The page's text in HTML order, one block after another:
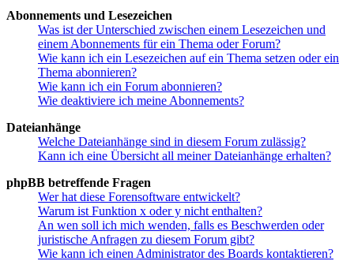
Abonnements und Lesezeichen
Was ist der Unterschied zwischen einem Lesezeichen und
einem Abonnements für ein Thema oder Forum?
Wie kann ich ein Lesezeichen auf ein Thema setzen oder ein
Thema abonnieren?
Wie kann ich ein Forum abonnieren?
Wie deaktiviere ich meine Abonnements?
Dateianhänge
Welche Dateianhänge sind in diesem Forum zulässig?
Kann ich eine Übersicht all meiner Dateianhänge erhalten?
phpBB betreffende Fragen
Wer hat diese Forensoftware entwickelt?
Warum ist Funktion x oder y nicht enthalten?
An wen soll ich mich wenden, falls es Beschwerden oder
juristische Anfragen zu diesem Forum gibt?
Wie kann ich einen Administrator des Boards kontaktieren?